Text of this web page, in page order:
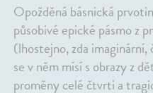
Opožděná básnická
působivé epické pásmo z
(lhostejno, zda
se v něm mísí s obrazy z
proměny celé čtvrti a